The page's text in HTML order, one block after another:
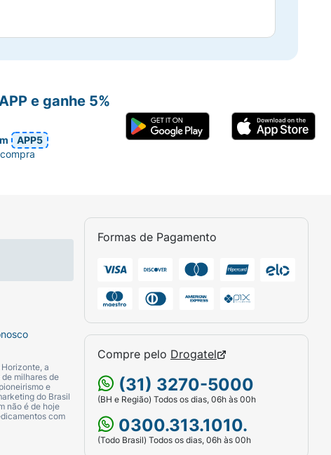
a
milhares de
e
do Brasil
não é de hoje
com
Formas de Pagamento
Compre pelo Drogatel
(31) 3270-5000
(BH e Região) Todos os dias, 06h às 00h
0300.313.1010.
(Todo Brasil) Todos os dias, 06h às 00h
e ganhe 5%
APP5